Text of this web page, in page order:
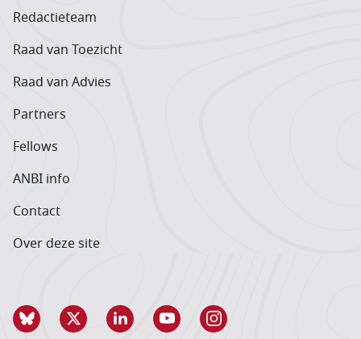
Redactieteam
Raad van Toezicht
Raad van Advies
Partners
Fellows
ANBI info
Contact
Over deze site